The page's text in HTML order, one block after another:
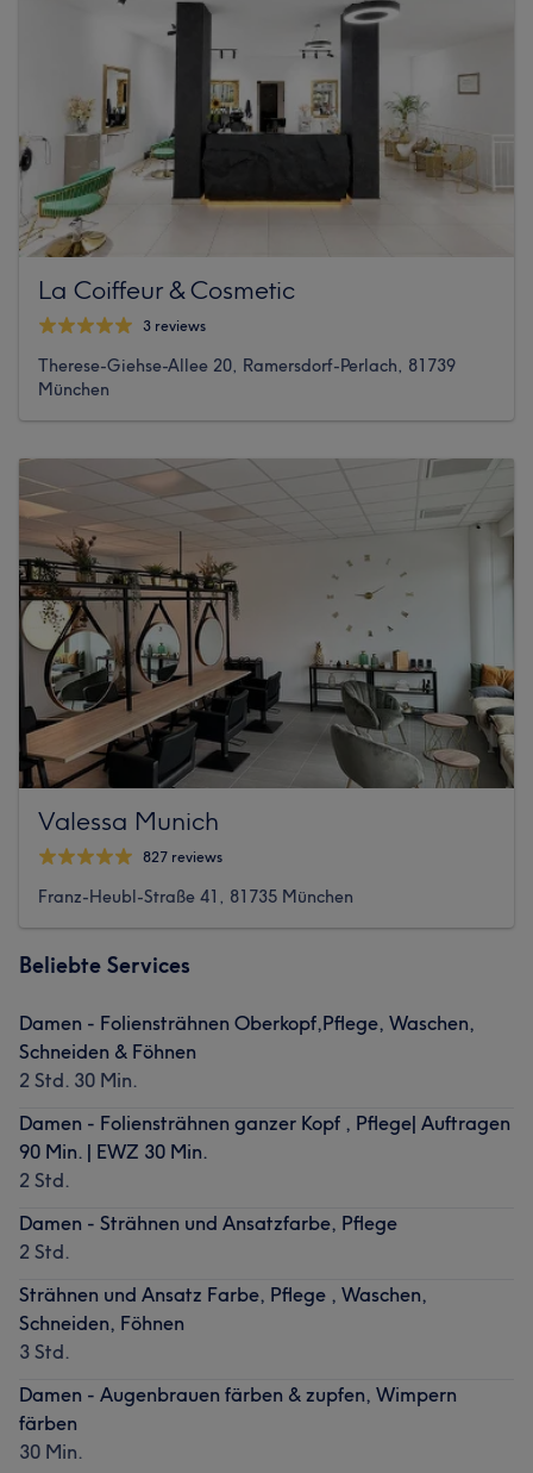
La Coiffeur & Cosmetic
3 reviews
Therese-Giehse-Allee 20, Ramersdorf-Perlach, 81739
München
Valessa Munich
827 reviews
Franz-Heubl-Straße 41, 81735 München
Beliebte Services
Damen - Foliensträhnen Oberkopf,Pflege, Waschen,
Schneiden & Föhnen
2 Std. 30 Min.
Damen - Foliensträhnen ganzer Kopf , Pflege| Auftragen
90 Min. | EWZ 30 Min.
2 Std.
Damen - Strähnen und Ansatzfarbe, Pflege
2 Std.
Strähnen und Ansatz Farbe, Pflege , Waschen,
Schneiden, Föhnen
3 Std.
Damen - Augenbrauen färben & zupfen, Wimpern
färben
30 Min.